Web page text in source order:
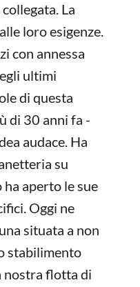
La
loro esigenze.
con annessa
ultimi
di questa
di 30 anni fa -
audace. Ha
su
ha aperto le sue
Oggi ne
situata a non
stabilimento
nostra flotta di